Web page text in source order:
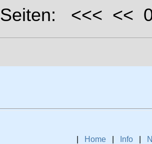
Seiten: <<< <<
Home Info